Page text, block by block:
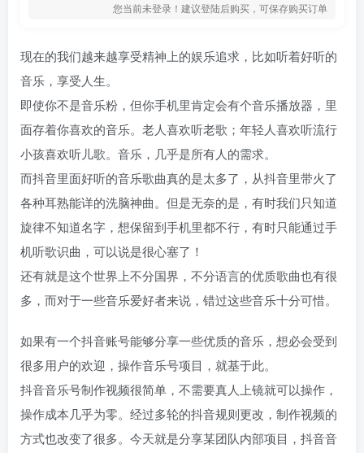
您当前未登录！建议登陆后购买，可保存购买订单
现在的我们越来越享受精神上的娱乐追求，比如听着好听的
音乐，享受人生。
即使你不是音乐粉，但你手机里肯定会有个音乐播放器，里
面存着你喜欢的音乐。老人喜欢听老歌；年轻人喜欢听流行
小孩喜欢听儿歌。音乐，几乎是所有人的需求。
而抖音里面好听的音乐歌曲真的是太多了，从抖音里带火了
各种耳熟能详的洗脑神曲。但是无奈的是，有时我们只知道
旋律不知道名字，想保留到手机里都不行，有时只能通过手
机听歌识曲，可以说是很心塞了！
还有就是这个世界上不分国界，不分语言的优质歌曲也有很
多，而对于一些音乐爱好者来说，错过这些音乐十分可惜。
如果有一个抖音账号能够分享一些优质的音乐，想必会受到
很多用户的欢迎，操作音乐号项目，就基于此。
抖音音乐号制作视频很简单，不需要真人上镜就可以操作，
操作成本几乎为零。经过多轮的抖音规则更改，制作视频的
方式也改变了很多。今天就是分享某团队内部项目，抖音音